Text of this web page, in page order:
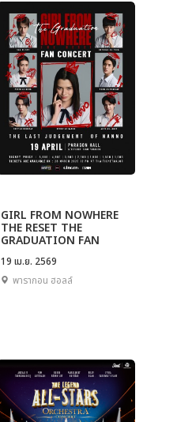
GIRL FROM NOWHERE
THE RESET THE
GRADUATION FAN
CONCERT
19 เม.ย. 2569
พารากอน ฮอลล์